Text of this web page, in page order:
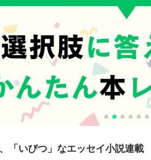
「いびつ」なエッセイ小説連載